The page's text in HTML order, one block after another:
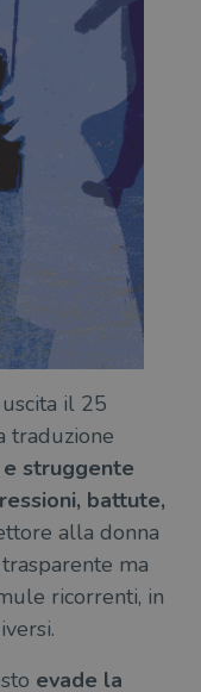
il 25
traduzione
struggente
battute,
alla donna
ma
ricorrenti, in
evade la